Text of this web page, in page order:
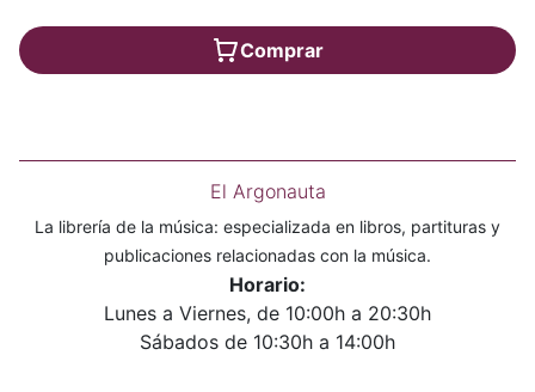
Comprar
El Argonauta
La librería de la música: especializada en libros, partituras y
publicaciones relacionadas con la música.
Horario:
Lunes a Viernes, de 10:00h a 20:30h
Sábados de 10:30h a 14:00h